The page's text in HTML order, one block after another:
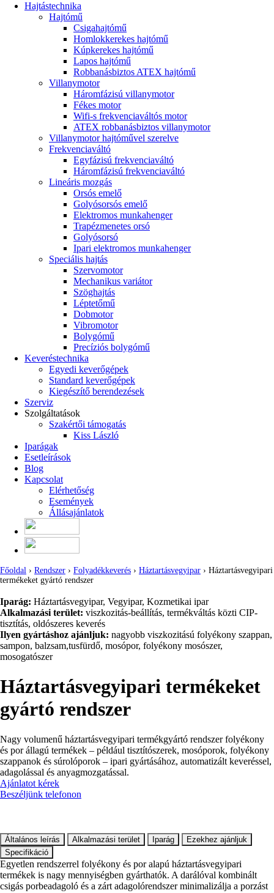
Hajtástechnika
Hajtómű
Csigahajtómű
Homlokkerekes hajtómű
Kúpkerekes hajtómű
Lapos hajtómű
Robbanásbiztos ATEX hajtómű
Villanymotor
Háromfázisú villanymotor
Fékes motor
Wifi-s frekvenciaváltós motor
ATEX robbanásbiztos villanymotor
Villanymotor hajtóművel szerelve
Frekvenciaváltó
Egyfázisú frekvenciaváltó
Háromfázisú frekvenciaváltó
Lineáris mozgás
Orsós emelő
Golyósorsós emelő
Elektromos munkahenger
Trapézmenetes orsó
Golyósorsó
Ipari elektromos munkahenger
Speciális hajtás
Szervomotor
Mechanikus variátor
Szöghajtás
Léptetőmű
Dobmotor
Vibromotor
Bolygómű
Precíziós bolygómű
Keveréstechnika
Egyedi keverőgépek
Standard keverőgépek
Kiegészítő berendezések
Szerviz
Szolgáltatások
Szakértői támogatás
Kiss László
Iparágak
Esetleírások
Blog
Kapcsolat
Elérhetőség
Események
Állásajánlatok
Főoldal › Rendszer › Folyadékkeverés › Háztartásvegyipar › Háztartásvegyipari
termékeket gyártó rendszer
Iparág: Háztartásvegyipar, Vegyipar, Kozmetikai ipar
Alkalmazási terület: viszkozitás-beállítás, termékváltás közti CIP-
tisztítás, oldószeres keverés
Ilyen gyártáshoz ajánljuk: nagyobb viszkozitású folyékony szappan,
sampon, balzsam,tusfürdő, mosópor, folyékony mosószer,
mosogatószer
Háztartásvegyipari termékeket
gyártó rendszer
Nagy volumenű háztartásvegyipari termékgyártó rendszer folyékony
és por állagú termékek – például tisztítószerek, mosóporok, folyékony
szappanok és súrolóporok – ipari gyártásához, automatizált keveréssel,
adagolással és anyagmozgatással.
Ajánlatot kérek
Beszéljünk telefonon
Általános leírás Alkalmazási terület Iparág
Ezekhez ajánljuk
Specifikáció
Egyetlen rendszerrel folyékony és por alapú háztartásvegyipari
termékek is nagy mennyiségben gyárthatók. A darálóval kombinált
csigás porbeadagoló és a zárt adagolórendszer minimalizálja a porzást